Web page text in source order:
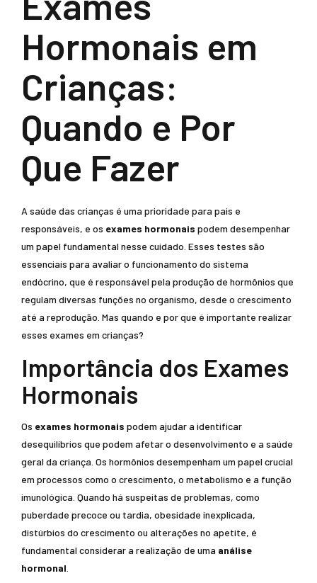
Hormonais em
Crianças:
Quando e Por
Que Fazer
A saúde das crianças é uma prioridade para pais e
responsáveis, e os exames hormonais podem desempenhar
um papel fundamental nesse cuidado. Esses testes são
essenciais para avaliar o funcionamento do sistema
endócrino, que é responsável pela produção de hormônios que
regulam diversas funções no organismo, desde o crescimento
até a reprodução. Mas quando e por que é importante realizar
esses exames em crianças?
Importância dos Exames
Hormonais
Os exames hormonais podem ajudar a identificar
desequilíbrios que podem afetar o desenvolvimento e a saúde
geral da criança. Os hormônios desempenham um papel crucial
em processos como o crescimento, o metabolismo e a função
imunológica. Quando há suspeitas de problemas, como
puberdade precoce ou tardia, obesidade inexplicada,
distúrbios do crescimento ou alterações no apetite, é
fundamental considerar a realização de uma análise
hormonal